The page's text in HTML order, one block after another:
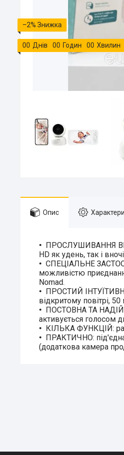
–2%
00 Днів 00 Годин 00 Хвилин
Опис
ПРОСЛУШИВАННЯ
HD як удень, так і
СПЕЦІАЛЬНЕ
можливістю
Nomad.
ПРОСТИЙ
відкритому повітрі,
ПОСТОВНА ТА
активується голосом
КІЛЬКА ФУНКЦІЙ:
ПРАКТИЧНО:
(додаткова камера